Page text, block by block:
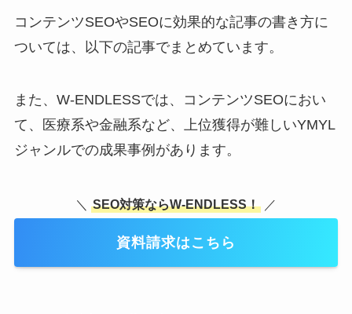
コンテンツSEOやSEOに効果的な記事の書き方に
ついては、以下の記事でまとめています。
また、W-ENDLESSでは、コンテンツSEOにおい
て、医療系や金融系など、上位獲得が難しいYMYL
ジャンルでの成果事例があります。
＼ SEO対策ならW-ENDLESS！ ／
資料請求はこちら